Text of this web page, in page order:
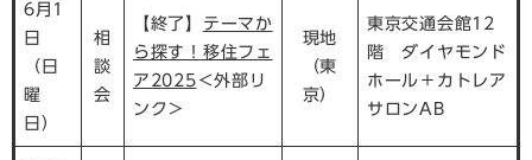
6月1
日
（日
曜
日）
相
談
会
【終了】 テーマか
ら探す！移住フェ
ア2025 ＜外部リ
ンク＞
現地
（東
京）
東京交通会館12
階 ダイヤモンド
ホール＋カトレア
サロンAB